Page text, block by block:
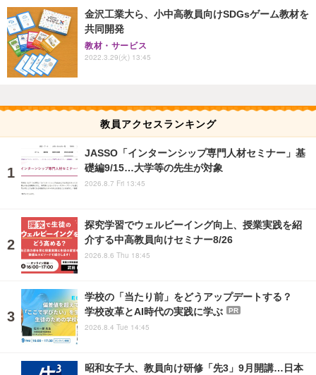
金沢工業大ら、小中高教員向けSDGsゲーム教材を
共同開発
教材・サービス
2022.3.29(火) 13:45
教員アクセスランキング
JASSO「インターンシップ専門人材セミナー」基
礎編9/15…大学等の先生が対象
2026.8.7 Fri 13:45
探究学習でウェルビーイング向上、授業実践を紹
介する中高教員向けセミナー8/26
2026.8.6 Thu 18:45
学校の「当たり前」をどうアップデートする？
学校改革とAI時代の実践に学ぶ
PR
2026.8.4 Tue 14:45
昭和女子大、教員向け研修「先3」9月開講…日本